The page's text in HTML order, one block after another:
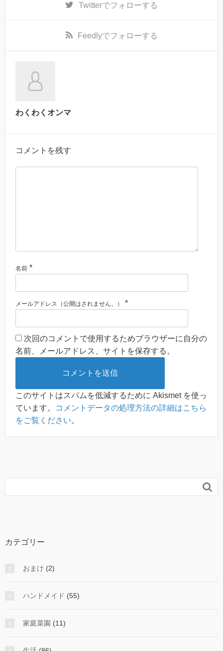
Twitterでフォローする
Feedlyでフォローする
わくわくオンマ
コメントを残す
名前 *
メールアドレス（公開はされません。） *
次回のコメントで使用するためブラウザーに自分の
名前、メールアドレス、サイトを保存する。
このサイトはスパムを低減するために Akismet を使っ
ています。
コメントデータの処理方法の詳細はこちら
をご覧ください。

カテゴリー
おまけ (2)
ハンドメイド (55)
家庭菜園 (11)